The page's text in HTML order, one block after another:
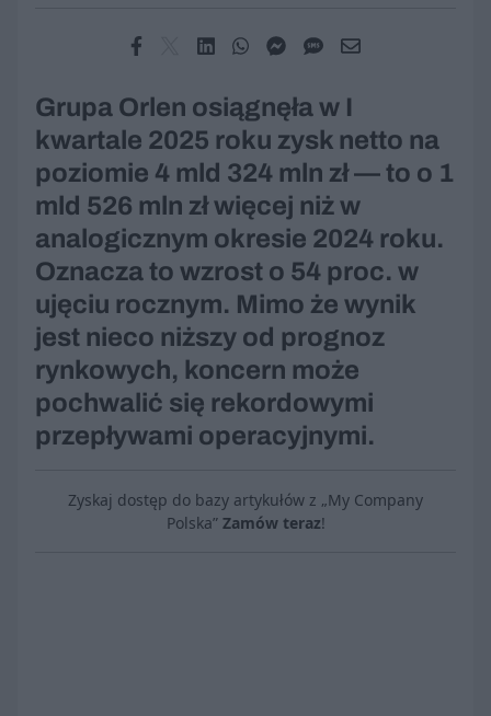
Grupa Orlen osiągnęła w I
kwartale 2025 roku zysk netto na
poziomie 4 mld 324 mln zł — to o 1
mld 526 mln zł więcej niż w
analogicznym okresie 2024 roku.
Oznacza to wzrost o 54 proc. w
ujęciu rocznym. Mimo że wynik
jest nieco niższy od prognoz
rynkowych, koncern może
pochwalić się rekordowymi
przepływami operacyjnymi.
Zyskaj dostęp do bazy artykułów z „My Company
Polska” Zamów teraz!